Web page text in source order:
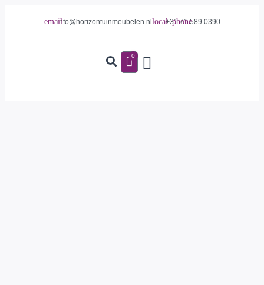
info@horizontuinmeubelen.nl +31 71 589 0390
0